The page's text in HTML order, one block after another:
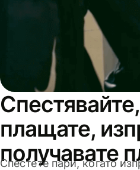
плащате,
получавате
Спестете пари, когато